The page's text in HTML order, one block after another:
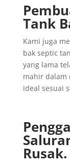
Tank
Kami juga
bak septic
yang lama
mahir dalam
ideal sesuai
Rusak.